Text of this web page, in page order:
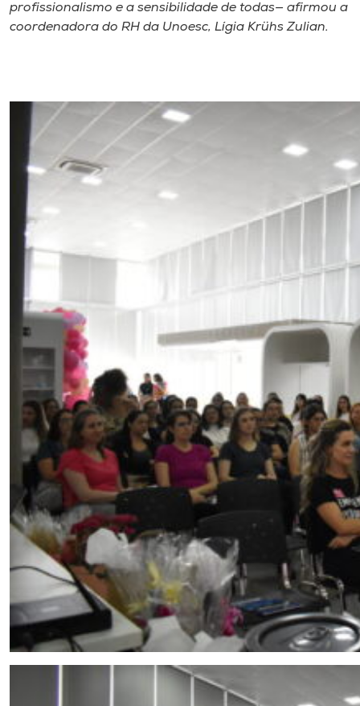
profissionalismo e a sensibilidade de todas— afirmou a
coordenadora do RH da Unoesc, Lígia Krühs Zulian.